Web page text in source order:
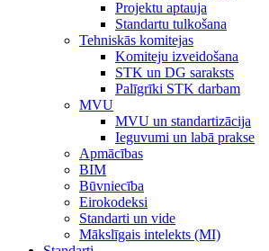
Projektu aptauja
Standartu tulkošana
Tehniskās komitejas
Komiteju izveidošana
STK un DG saraksts
Palīgrīki STK darbam
MVU
MVU un standartizācija
Ieguvumi un labā prakse
Apmācības
BIM
Būvniecība
Eirokodeksi
Standarti un vide
Mākslīgais intelekts (MI)